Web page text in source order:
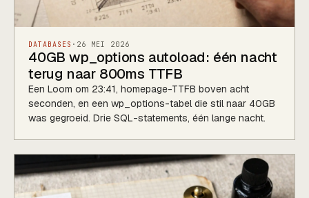
DATABASES · 26 MEI 2026
40GB wp_options autoload: één nacht
terug naar 800ms TTFB
Een Loom om 23:41, homepage-TTFB boven acht
seconden, en een wp_options-tabel die stil naar 40GB
was gegroeid. Drie SQL-statements, één lange nacht.